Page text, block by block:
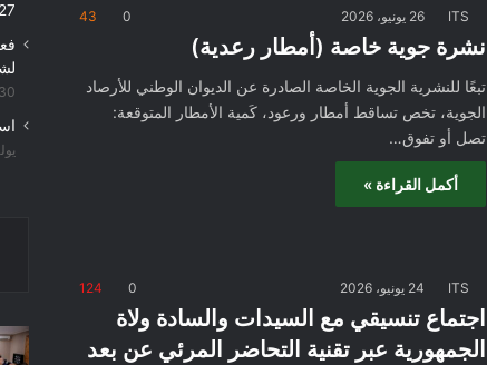
ITS 26 يونيو، 2026 0
43
نشرة جوية خاصة (أمطار رعدية)
تبعًا للنشرية الجوية الخاصة الصادرة عن الديوان الوطني للأرصاد
الجوية، تخص تساقط أمطار ورعود، كَمية الأمطار المتوقعة:
تصل أو تفوق…
أكمل القراءة »
ITS 24 يونيو، 2026 0
124
اجتماع تنسيقي مع السيدات والسادة ولاة
الجمهورية عبر تقنية التحاضر المرئي عن بعد
30 يوليو، 2026